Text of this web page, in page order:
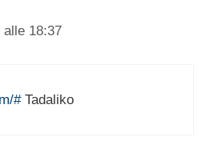
alle 18:37
#Tadaliko